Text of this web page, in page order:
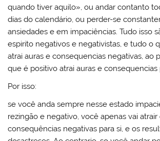
quando tiver aquilo», ou andar contanto
dias do calendário, ou perder-se
ansiedades e em impaciências. Tudo isso
espirito negativos e negativistas, e tudo o
atrai auras e consequencias negativas, ao
que é positivo atrai auras e consequencias
Por isso:
se você anda sempre nesse estado
rezingão e negativo, você apenas vai atrair
consequências negativas para si, e os